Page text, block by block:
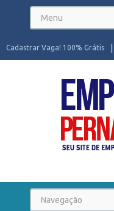
Cadastrar Vaga! 100% Grátis